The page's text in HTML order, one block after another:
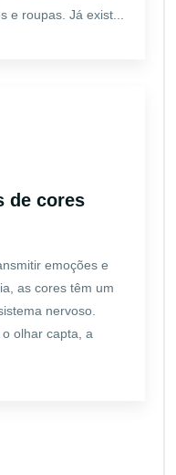
e roupas. Já exist...
de cores
emoções e
as cores têm um
nervoso.
olhar capta, a